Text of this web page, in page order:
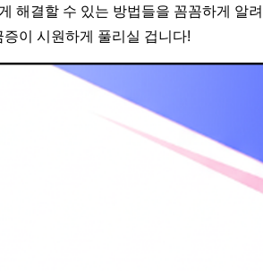
해결할 수 있는 방법들을 꼼꼼하게 알
이 시원하게 풀리실 겁니다!